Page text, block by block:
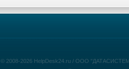
© 2008-2026 HelpDesk24.ru / ООО